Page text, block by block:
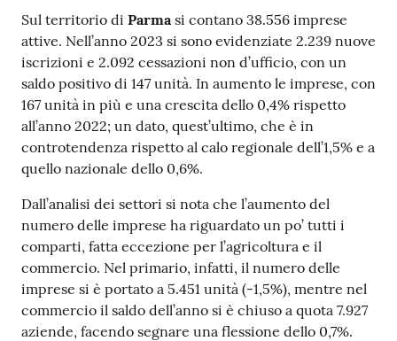
Registrati
Seguici
su
Sul territorio di Parmasi contano 38.556 imprese
attive. Nell’anno 2023 si sono evidenziate 2.239 nuove
iscrizioni e 2.092 cessazioni non d’ufficio, con un
saldo positivo di 147 unità. In aumento le imprese, con
167 unità in più e una crescita dello 0,4% rispetto
all’anno 2022; un dato, quest’ultimo, che è in
controtendenza rispetto al calo regionale dell’1,5% e a
quello nazionale dello 0,6%.
Dall’analisi dei settori si nota che l’aumento del
numero delle imprese ha riguardato un po’ tutti i
comparti, fatta eccezione per l’agricoltura e il
commercio. Nel primario, infatti, il numero delle
imprese si è portato a 5.451 unità (-1,5%), mentre nel
commercio il saldo dell’anno si è chiuso a quota 7.927
aziende, facendo segnare una flessione dello 0,7%.